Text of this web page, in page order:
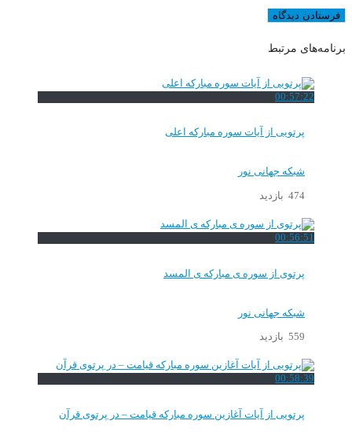
برنامه‌های مرتبط
00:57:22
پرتویی از آیات سوره مبارکه اعلی
شبکه جهانی نور
474 بازدید
00:56:51
پرتوی از سوره ی مبارکه ی المسد
شبکه جهانی نور
559 بازدید
00:58:39
پرتویی از آیات آغازین سوره مبارکه قیامت – در پرتوی قرآن